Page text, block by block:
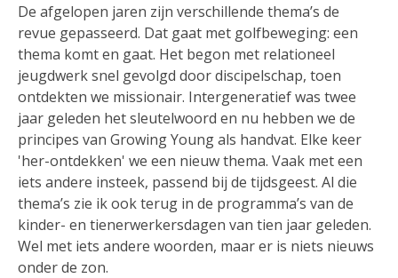
De afgelopen jaren zijn verschillende thema’s de
revue gepasseerd. Dat gaat met golfbeweging: een
thema komt en gaat. Het begon met relationeel
jeugdwerk snel gevolgd door discipelschap, toen
ontdekten we missionair. Intergeneratief was twee
jaar geleden het sleutelwoord en nu hebben we de
principes van Growing Young als handvat. Elke keer
'her-ontdekken' we een nieuw thema. Vaak met een
iets andere insteek, passend bij de tijdsgeest. Al die
thema’s zie ik ook terug in de programma’s van de
kinder- en tienerwerkersdagen van tien jaar geleden.
Wel met iets andere woorden, maar er is niets nieuws
onder de zon.